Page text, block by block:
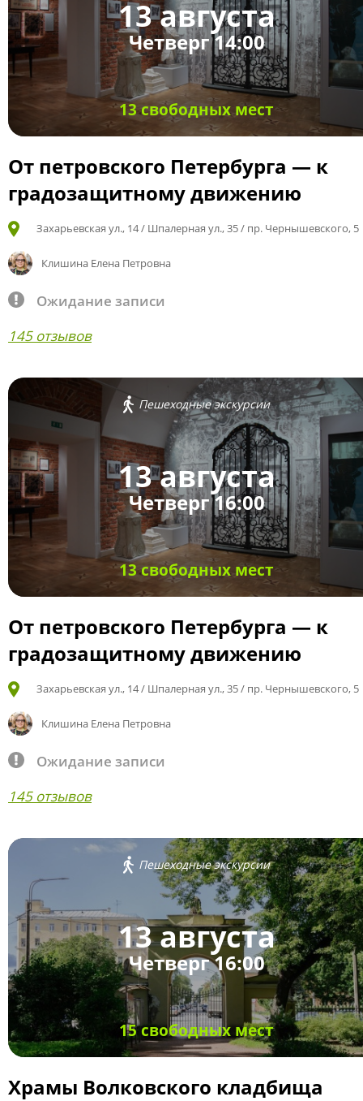
13 августа
Четверг 14:00
13 свободных мест
От петровского Петербурга — к
градозащитному движению
Захарьевская ул., 14 / Шпалерная ул., 35 / пр. Чернышевского, 5
Клишина Елена Петровна
Ожидание записи
145 отзывов
Пешеходные экскурсии
13 августа
Четверг 16:00
13 свободных мест
От петровского Петербурга — к
градозащитному движению
Захарьевская ул., 14 / Шпалерная ул., 35 / пр. Чернышевского, 5
Клишина Елена Петровна
Ожидание записи
145 отзывов
Пешеходные экскурсии
13 августа
Четверг 16:00
15 свободных мест
Храмы Волковского кладбища